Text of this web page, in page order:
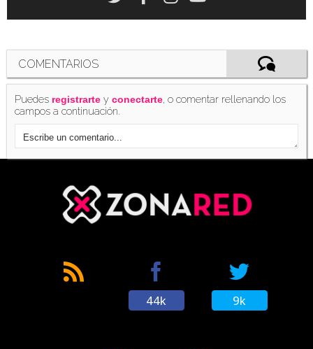
COMENTARIOS
Puedes registrarte yconectarte, o comentar rellenando los
campos a continuación.
44k 9k